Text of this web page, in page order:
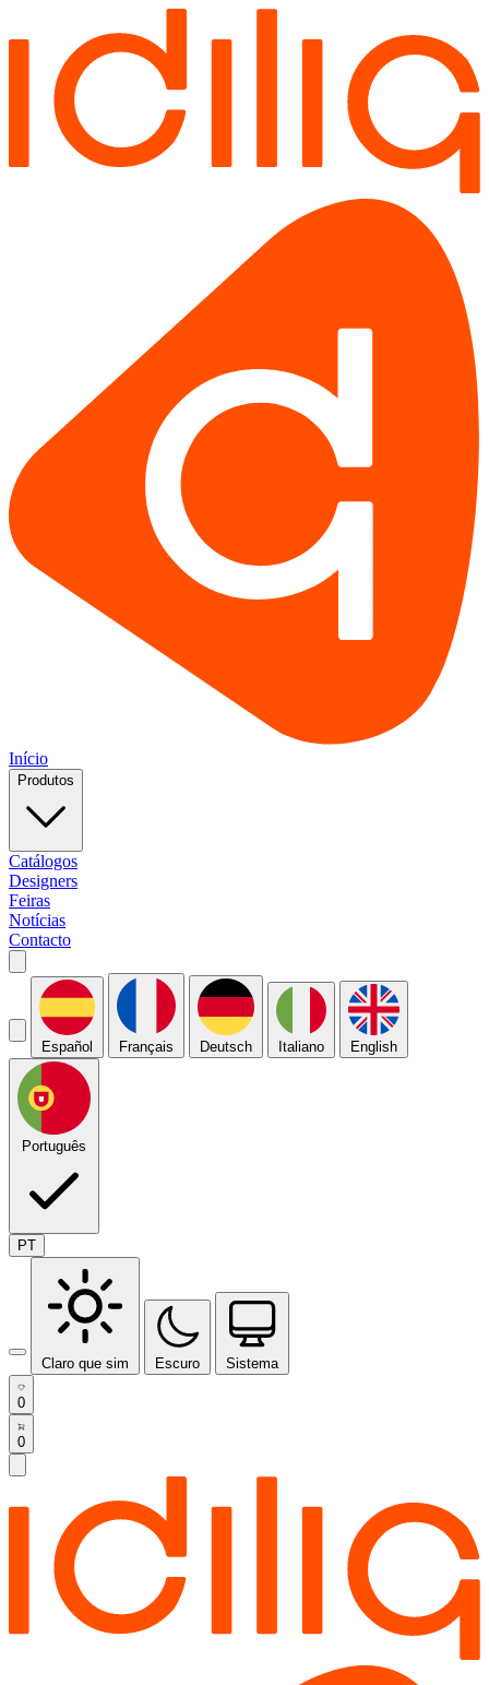
Início
Produtos
Catálogos
Designers
Feiras
Notícias
Contacto
Español Français Deutsch Italiano English
Português
PT
Claro que sim Escuro Sistema
0
0